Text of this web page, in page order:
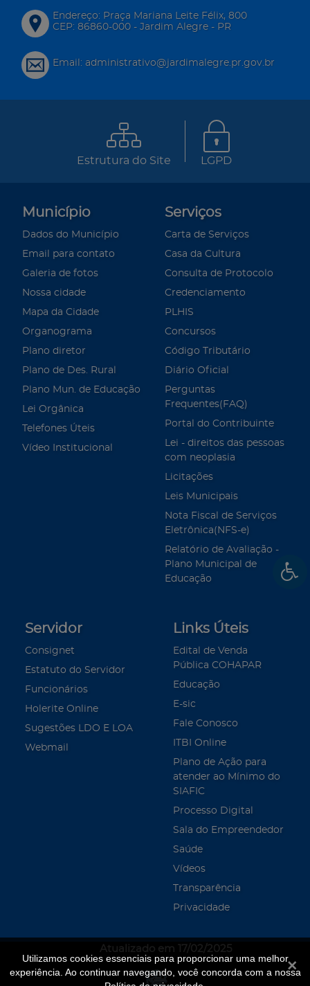
Utilizamos cookies essenciais para proporcionar uma melhor
experiência. Ao continuar navegando, você concorda com a nossa
Endereço: Praça Mariana Leite Félix, 800
CEP: 86860-000 - Jardim Alegre - PR
Email: administrativo@jardimalegre.pr.gov.br
Estrutura do Site LGPD
Município
Dados do Município
Email para contato
Galeria de fotos
Nossa cidade
Mapa da Cidade
Organograma
Plano diretor
Plano de Des. Rural
Plano Mun. de Educação
Lei Orgânica
Telefones Úteis
Vídeo Institucional
Serviços
Carta de Serviços
Casa da Cultura
Consulta de Protocolo
Credenciamento
PLHIS
Concursos
Código Tributário
Diário Oficial
Perguntas
Frequentes(FAQ)
Portal do Contribuinte
Lei - direitos das pessoas
com neoplasia
Licitações
Leis Municipais
Nota Fiscal de Serviços
Eletrônica(NFS-e)
Relatório de Avaliação -
Plano Municipal de
Educação
Servidor
Consignet
Estatuto do Servidor
Funcionários
Holerite Online
Sugestões LDO E LOA
Webmail
Links Úteis
Edital de Venda
Pública COHAPAR
Educação
E-sic
Fale Conosco
ITBI Online
Plano de Ação para
atender ao Mínimo do
SIAFIC
Processo Digital
Sala do Empreendedor
Saúde
Vídeos
Transparência
Privacidade
Atualizado em 17/02/2025